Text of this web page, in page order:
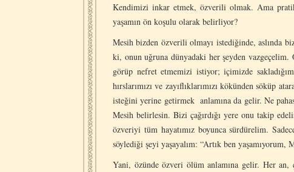
Kendimizi inkar etmek, özverili olmak. Ama
yaşamın ön koşulu olarak belirliyor?
Mesih bizden özverili olmayı istediğinde, aslında
ki, onun uğruna dünyadaki her şeyden
görüp nefret etmemizi istiyor; içimizde
hırslarımızı ve zayıflıklarımızı kökünden söküp
isteğini yerine getirmek anlamına da gelir. Ne
Mesih belirlesin. Bizi çağırdığı yere onu takip
özveriyi tüm hayatımız boyunca sürdürelim.
söylediği şeyi yaşayalım: “Artık ben yaşamıyorum,
Yani, özünde özveri ölüm anlamına gelir. Her an,